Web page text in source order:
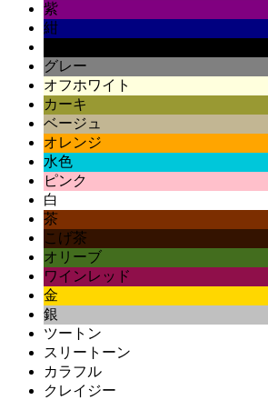
紫
紺
グレー
オフホワイト
カーキ
ベージュ
オレンジ
水色
ピンク
白
茶
こげ茶
オリーブ
ワインレッド
金
銀
ツートン
スリートーン
カラフル
クレイジー